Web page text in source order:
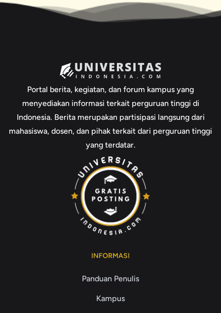
Portal berita, kegiatan, dan forum kampus yang
menyediakan informasi terkait perguruan tinggi di
Indonesia. Berita merupakan partisipasi langsung dari
mahasiswa, dosen, dan pihak terkait dari perguruan tinggi
yang terdatar.
INFORMASI
Panduan Penulis
Kampus